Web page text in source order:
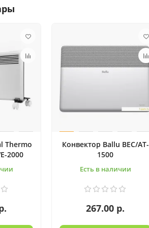
Thermo
2000
Конвектор Ballu BEC/AT-
1500
Есть в наличии
267.00 р.